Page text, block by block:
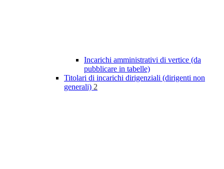
Incarichi amministrativi di vertice (da
pubblicare in tabelle)
Titolari di incarichi dirigenziali (dirigenti non
generali) 2